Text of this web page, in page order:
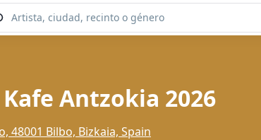
Antzokia 2026
48001 Bilbo, Bizkaia, Spain